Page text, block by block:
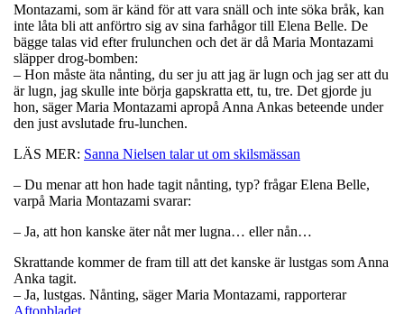
Montazami, som är känd för att vara snäll och inte söka bråk, kan
inte låta bli att anförtro sig av sina farhågor till Elena Belle. De
bägge talas vid efter frulunchen och det är då Maria Montazami
släpper drog-bomben:
– Hon måste äta nånting, du ser ju att jag är lugn och jag ser att du
är lugn, jag skulle inte börja gapskratta ett, tu, tre. Det gjorde ju
hon, säger Maria Montazami apropå Anna Ankas beteende under
den just avslutade fru-lunchen.
LÄS MER: Sanna Nielsen talar ut om skilsmässan
– Du menar att hon hade tagit nånting, typ? frågar Elena Belle,
varpå Maria Montazami svarar:
– Ja, att hon kanske äter nåt mer lugna… eller nån…
Skrattande kommer de fram till att det kanske är lustgas som Anna
Anka tagit.
– Ja, lustgas. Nånting, säger Maria Montazami, rapporterar
Aftonbladet.